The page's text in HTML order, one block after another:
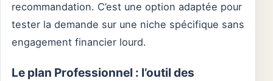
recommandation. C’est une option adaptée pour
tester la demande sur une niche spécifique sans
engagement financier lourd.
Le plan Professionnel : l’outil des